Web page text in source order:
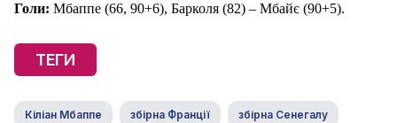
Голи: Мбаппе (66, 90+6), Барколя (82) – Мбайє (90+5).
ТЕГИ
Кіліан Мбаппе збірна Франції збірна Сенегалу